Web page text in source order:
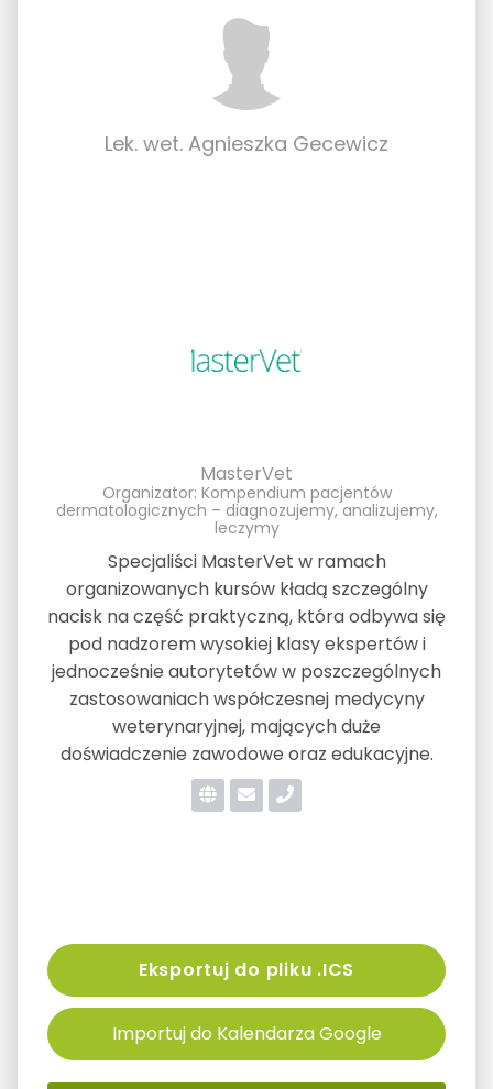
Lek. wet. Agnieszka Gecewicz
MasterVet
Organizator: Kompendium pacjentów
dermatologicznych – diagnozujemy, analizujemy,
leczymy
Specjaliści MasterVet w ramach
organizowanych kursów kładą szczególny
nacisk na część praktyczną, która odbywa się
pod nadzorem wysokiej klasy ekspertów i
jednocześnie autorytetów w poszczególnych
zastosowaniach współczesnej medycyny
weterynaryjnej, mających duże
doświadczenie zawodowe oraz edukacyjne.
Eksportuj do pliku .ICS
Importuj do Kalendarza Google